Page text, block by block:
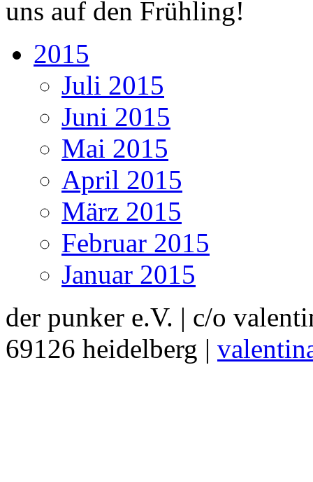
uns auf den Frühling!
2015
Juli 2015
Juni 2015
Mai 2015
April 2015
März 2015
Februar 2015
Januar 2015
der punker e.V. | c/o
69126 heidelberg |